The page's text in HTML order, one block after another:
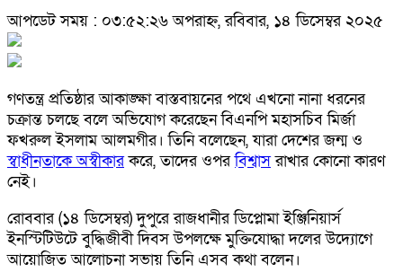
আপডেট সময় : ০৩:৫২:২৬ অপরাহ্ন, রবিবার, ১৪ ডিসেম্বর ২০২৫
গণতন্ত্র প্রতিষ্ঠার আকাঙ্ক্ষা বাস্তবায়নের পথে এখনো নানা ধরনের
চক্রান্ত চলছে বলে অভিযোগ করেছেন বিএনপি মহাসচিব মির্জা
ফখরুল ইসলাম আলমগীর। তিনি বলেছেন, যারা দেশের জন্ম ও
স্বাধীনতাকে অস্বীকারকরে, তাদের ওপরবিশ্বাসরাখার কোনো কারণ
নেই।
রোববার (১৪ ডিসেম্বর) দুপুরে রাজধানীর ডিপ্লোমা ইঞ্জিনিয়ার্স
ইনস্টিটিউটে বুদ্ধিজীবী দিবস উপলক্ষে মুক্তিযোদ্ধা দলের উদ্যোগে
আয়োজিত আলোচনা সভায় তিনি এসব কথা বলেন।